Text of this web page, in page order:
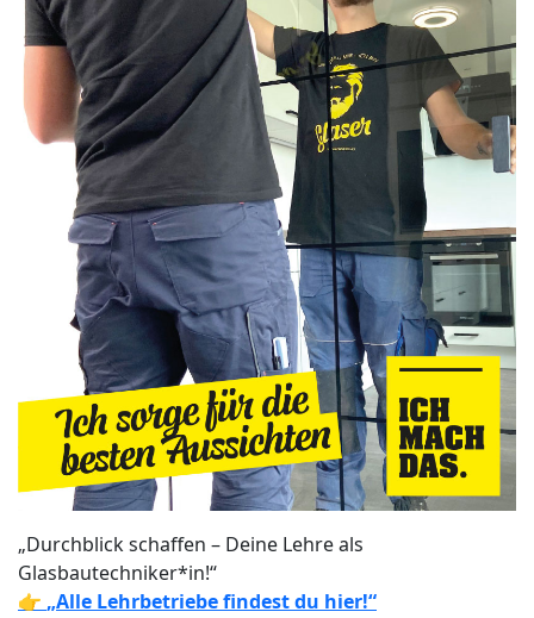
„Durchblick schaffen – Deine Lehre als
Glasbautechniker*in!“
👉 „Alle Lehrbetriebe findest du hier!“